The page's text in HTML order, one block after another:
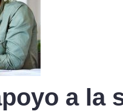
a la